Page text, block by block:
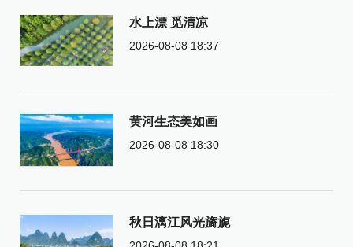
水上漂 觅清凉
2026-08-08 18:37
黄河生态美如画
2026-08-08 18:30
秋日漓江风光旖旎